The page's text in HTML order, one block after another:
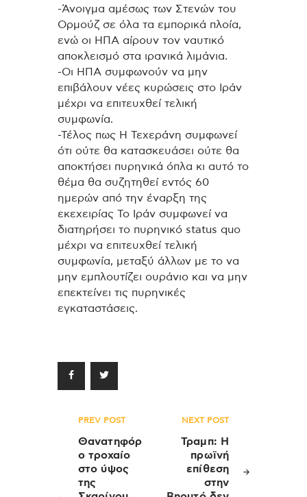
-Άνοιγμα αμέσως των Στενών του
Ορμούζ σε όλα τα εμπορικά πλοία,
ενώ οι ΗΠΑ αίρουν τον ναυτικό
αποκλεισμό στα ιρανικά λιμάνια.
-Οι ΗΠΑ συμφωνούν να μην
επιβάλουν νέες κυρώσεις στο Ιράν
μέχρι να επιτευχθεί τελική
συμφωνία.
-Τέλος πως Η Τεχεράνη συμφωνεί
ότι ούτε θα κατασκευάσει ούτε θα
αποκτήσει πυρηνικά όπλα κι αυτό το
θέμα θα συζητηθεί εντός 60
ημερών από την έναρξη της
εκεχειρίας Το Ιράν συμφωνεί να
διατηρήσει το πυρηνικό status quo
μέχρι να επιτευχθεί τελική
συμφωνία, μεταξύ άλλων με το να
μην εμπλουτίζει ουράνιο και να μην
επεκτείνει τις πυρηνικές
εγκαταστάσεις.
Πλοήγηση
άρθρων
PREV POST
Θανατηφόρ
ο τροχαίο
στο ύψος
της
NEXT POST
Τραμπ: Η
πρωϊνή
επίθεση
στην